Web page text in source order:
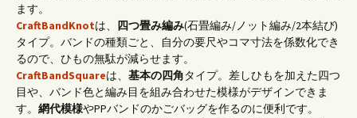
ます。
CraftBandKnotは、 四つ畳み編み(石畳編み/ノット編み/2本結び)
タイプ。バンドの種類ごと、自分の要尺やコマ寸法を係数化でき
るので、ひもの無駄が減らせます。
CraftBandSquareは、 基本の四角タイプ。差しひもを加えた四つ
目や、バンド色と編み目を組み合わせた模様がデザインできま
す。 網代模様やPPバンドのかごバッグを作るのに便利です。